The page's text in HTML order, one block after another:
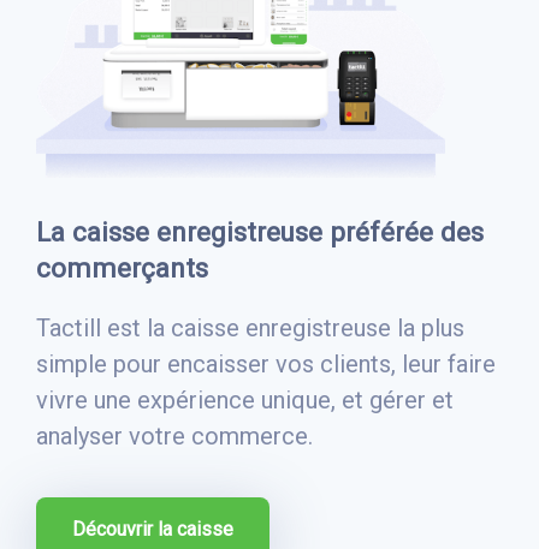
La caisse enregistreuse préférée des
commerçants
Tactill est la caisse enregistreuse la plus
simple pour encaisser vos clients, leur faire
vivre une expérience unique, et gérer et
analyser votre commerce.
Découvrir la caisse